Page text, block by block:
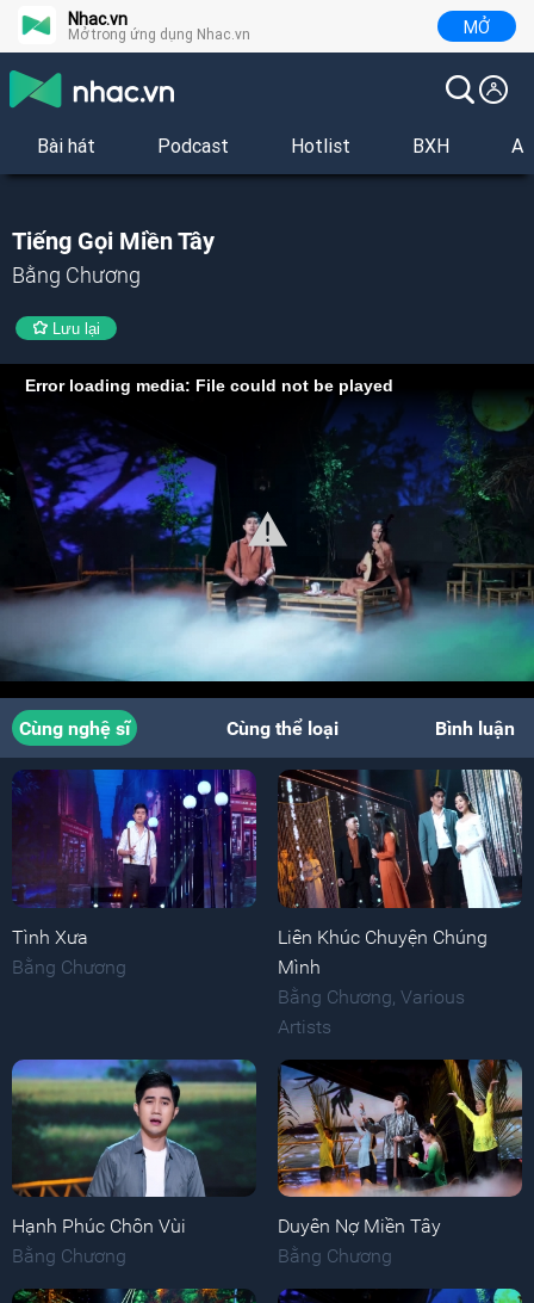
Nhac.vn
Mở trong ứng dụng Nhac.vn MỞ
Bài hát Podcast Hotlist BXH
Tiếng Gọi Miền Tây
Bằng Chương
Lưu lại
Error loading media: File could not be played
Cùng nghệ sĩ Cùng thể loại Bình luận
Tình Xưa
Bằng Chương
Liên Khúc Chuyện Chúng
Mình
Bằng Chương Various
Artists
Hạnh Phúc Chôn Vùi
Bằng Chương
Duyên Nợ Miền Tây
Bằng Chương